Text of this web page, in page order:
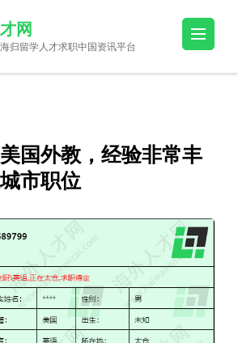
网
归留学人才求职中国资讯平台
国外教，经验非常丰
市职位